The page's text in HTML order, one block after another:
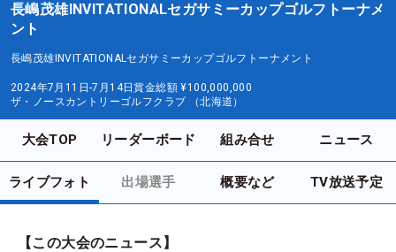
長嶋茂雄INVITATIONALセガサミーカップゴルフトーナメ
ント
長嶋茂雄INVITATIONALセガサミーカップゴルフトーナメント
2024年7月11日-7月14日賞金総額 ¥100,000,000
ザ・ノースカントリーゴルフクラブ （北海道）
大会TOP リーダーボード 組み合せ ニュース
ライブフォト 出場選手 概要など TV放送予定
【この大会のニュース】